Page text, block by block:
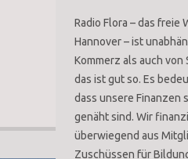
Radio Flora – das freie
Hannover – ist
Kommerz als auch von
das ist gut so. Es
dass unsere Finanzen
genäht sind. Wir
überwiegend aus
Zuschüssen für